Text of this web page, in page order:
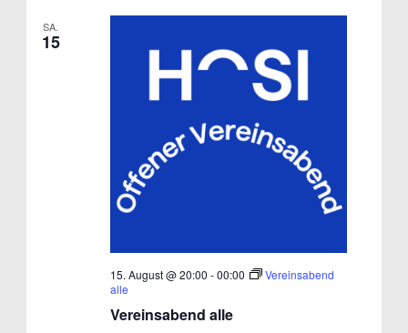
SA.
15
Vereinsabend alle
15. August @ 20:00 -00:00
Vereinsabend
alle